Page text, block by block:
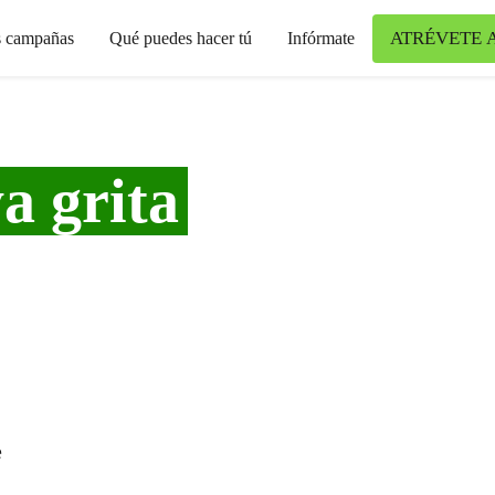
campañas Qué puedes hacer tú Infórmate ATRÉVETE
grita